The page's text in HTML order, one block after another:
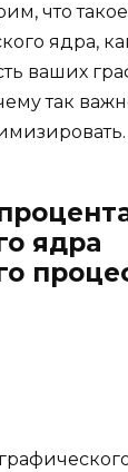
что
ядра,
ваших
так
ядра